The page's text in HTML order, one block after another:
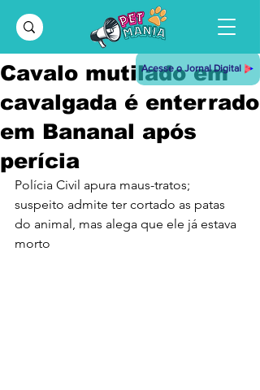
Acesse o Jornal Digital
Cavalo mutilado em
cavalgada é enterrado
em Bananal após
perícia
Polícia Civil apura maus-tratos;
suspeito admite ter cortado as patas
do animal, mas alega que ele já estava
morto